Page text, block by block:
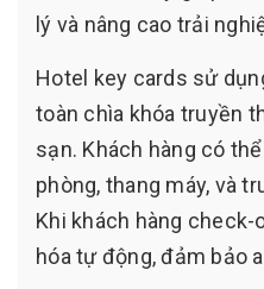
lý và nâng cao trải
Hotel key cards sử
toàn chìa khóa truyền
sạn. Khách hàng có
phòng, thang máy, và
Khi khách hàng
hóa tự động, đảm bảo